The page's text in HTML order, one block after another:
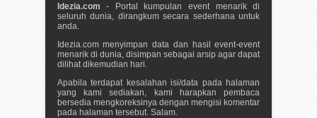
Idezia.com - Portal kumpulan event menarik di
seluruh dunia, dirangkum secara sederhana untuk
anda.
Idezia.com menyimpan data dan hasil event-event
menarik di dunia, disimpan sebagai arsip agar dapat
dilihat dikemudian hari.
Apabila terdapat kesalahan isi/data pada halaman
yang kami sediakan, kami harapkan pembaca
bersedia mengkoreksinya dengan mengisi komentar
pada halaman tersebut. Salam.